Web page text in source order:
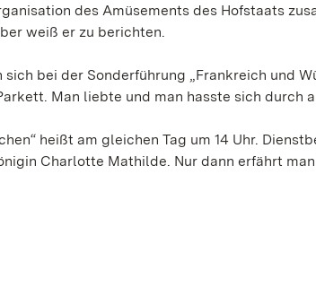
des Amüsements des Hofstaats
weiß er zu berichten.
sich bei der Sonderführung „Frankreich und
Man liebte und man hasste sich durch
heißt am gleichen Tag um 14 Uhr.
Charlotte Mathilde. Nur dann erfährt